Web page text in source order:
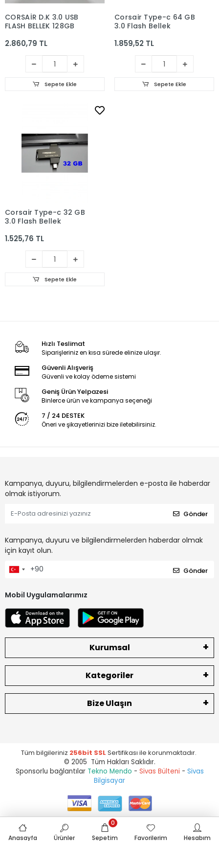
CORSAİR D.K 3.0 USB
FLASH BELLEK 128GB
2.860,79 TL
Sepete Ekle
Corsair Type-c 64 GB
3.0 Flash Bellek
1.859,52 TL
Sepete Ekle
Corsair Type-c 32 GB
3.0 Flash Bellek
1.525,76 TL
Sepete Ekle
Hızlı Teslimat
Siparişleriniz en kısa sürede elinize ulaşır.
Güvenli Alışveriş
Güvenli ve kolay ödeme sistemi
Geniş Ürün Yelpazesi
Binlerce ürün ve kampanya seçeneği
7 / 24 DESTEK
Öneri ve şikayetlerinizi bize iletebilirsiniz.
Kampanya, duyuru, bilgilendirmelerden e-posta ile haberdar
olmak istiyorum.
Gönder
Kampanya, duyuru ve bilgilendirmelerden haberdar olmak
için kayıt olun.
Gönder
Mobil Uygulamalarımız
Kurumsal
Kategoriler
Bize Ulaşın
Tüm bilgileriniz 256bit SSL Sertifikası ile korunmaktadır.
© 2005 Tüm Hakları Saklıdır.
Sponsorlu bağlantılar Tekno Mendo - Sivas Bülteni - Sivas
Bilgisayar
Anasayfa Ürünler Sepetim
0
Favorilerim
Hesabım